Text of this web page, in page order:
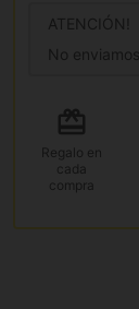
ATENCIÓN!
No
Regalo en
cada
compra